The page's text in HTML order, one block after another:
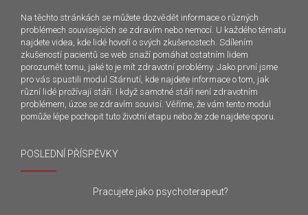
Na těchto stránkách se můžete dozvědět informace o různých
problémech souvisejících se zdravím nebo nemocí. U každého tématu
najdete videa, kde lidé hovoří o svých zkušenostech. Sdílením
zkušeností pacientů se web snaží pomáhat ostatním lidem
porozumět tomu, jaké to je mít zdravotní problémy. Jako první jsme
pro vás spustili modul Stárnutí, kde najdete informace o tom, jak
různí lidé prožívají stáří. I když samotné stáří není zdravotním
problémem, úzce se zdravím souvisí. Věříme, že vám tento modul
pomůže lépe pochopit tuto životní etapu nebo že zde najdete oporu.
POSLEDNÍ PŘÍSPĚVKY
Pracujete jako psychoterapeut?